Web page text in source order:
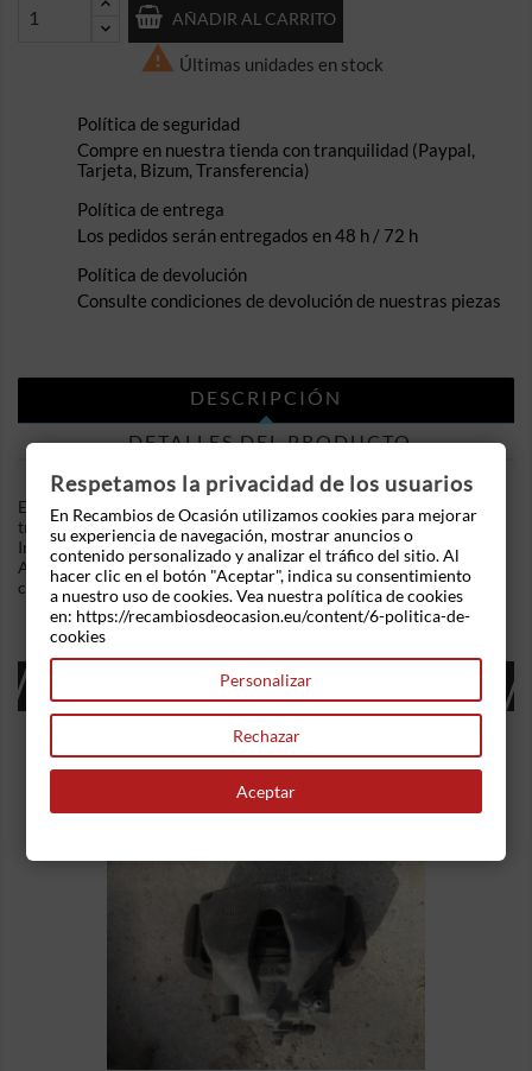
AÑADIR AL CARRITO
 Últimas unidades en stock
Política de seguridad
Compre en nuestra tienda con tranquilidad (Paypal,
Tarjeta, Bizum, Transferencia)
Política de entrega
Los pedidos serán entregados en 48 h / 72 h
Política de devolución
Consulte condiciones de devolución de nuestras piezas
DESCRIPCIÓN
DETALLES DEL PRODUCTO
En Recambios de Ocasion disponemos de Cerradura puerta
trasera derecha Peugeot 206 (1998) 1.4i (75 cv) .Referencia
Interna: 06061041272447. Con conector eléctrico de 4 pines.
Ademas, disponemos de mas recambios, si tiene cualquier duda
consultenos.
16 OTROS PRODUCTOS EN LA MISMA
CATEGORÍA:
Respetamos la privacidad de los usuarios
En Recambios de Ocasión utilizamos cookies para mejorar
su experiencia de navegación, mostrar anuncios o
contenido personalizado y analizar el tráfico del sitio. Al
hacer clic en el botón "Aceptar", indica su consentimiento
a nuestro uso de cookies. Vea nuestra política de cookies
en: https://recambiosdeocasion.eu/content/6-politica-de-
cookies
Personalizar
Rechazar
Aceptar